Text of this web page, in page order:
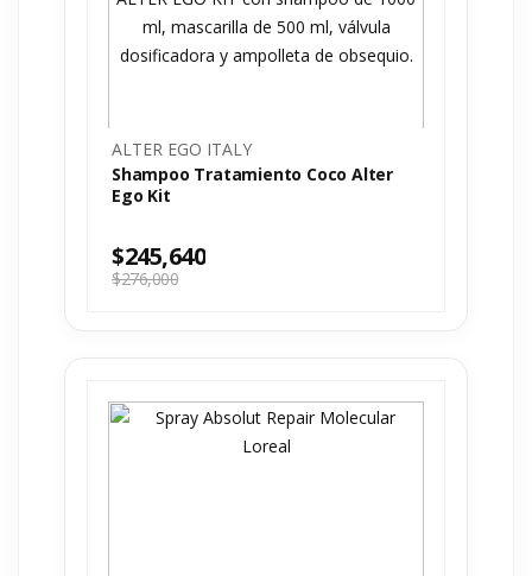
ALTER EGO ITALY
Shampoo Tratamiento Coco Alter
Ego Kit
$276,000
$245,640